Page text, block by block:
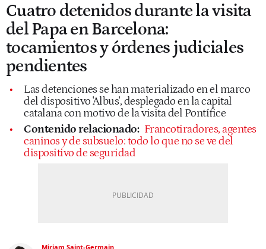
Cuatro detenidos durante la visita
del Papa en Barcelona:
tocamientos y órdenes judiciales
pendientes
Las detenciones se han materializado en el marco
del dispositivo 'Albus', desplegado en la capital
catalana con motivo de la visita del Pontífice
Contenido relacionado: Francotiradores, agentes
caninos y de subsuelo: todo lo que no se ve del
dispositivo de seguridad
Miriam Saint-Germain